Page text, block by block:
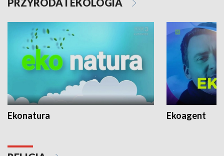
PRZYRODA I EKOLOGIA
Ekonatura Ekoagent